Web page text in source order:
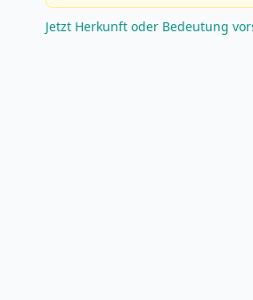
Jetzt Herkunft oder Bedeutung